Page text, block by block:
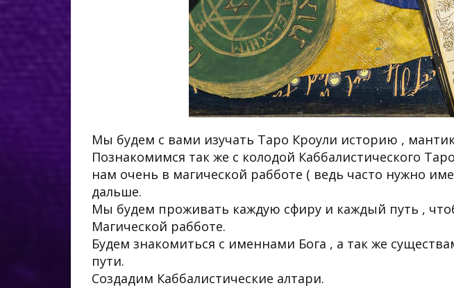
Мы будем с вами изучать Таро Кроули историю ,
Познакомимся так же с колодой Каббалистического
нам очень в магической рабботе ( ведь часто нужно
дальше.
Мы будем проживать каждую сфиру и каждый путь ,
Магической рабботе.
Будем знакомиться с именнами Бога , а так же
пути.
Создадим Каббалистические алтари.